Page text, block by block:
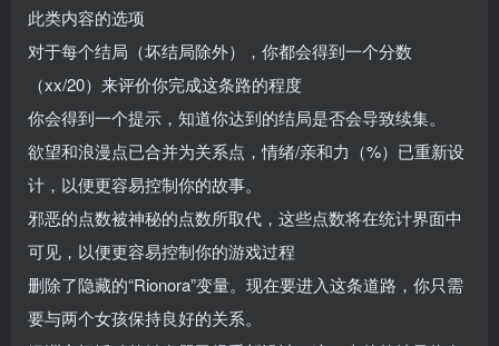
此类内容的选项
对于每个结局（坏结局除外），你都会得到一个分数
（xx/20）来评价你完成这条路的程度
你会得到一个提示，知道你达到的结局是否会导致续集。
欲望和浪漫点已合并为关系点，情绪/亲和力（%）已重新设
计，以便更容易控制你的故事。
邪恶的点数被神秘的点数所取代，这些点数将在统计界面中
可见，以便更容易控制你的游戏过程
删除了隐藏的“Rionora”变量。现在要进入这条道路，你只需
要与两个女孩保持良好的关系。